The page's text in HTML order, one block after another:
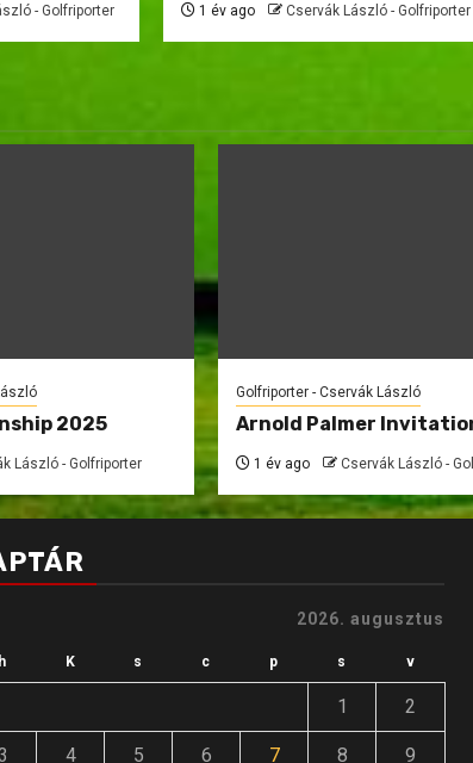
- Golfriporter 1 év ago Cservák László - Golfriporter
2025
László - Golfriporter
Golfriporter - Cservák László
Arnold Palmer
1 év ago Cservák László -
2026. augusztus
h K s c p s v
1 2
4 5 6 7 8 9